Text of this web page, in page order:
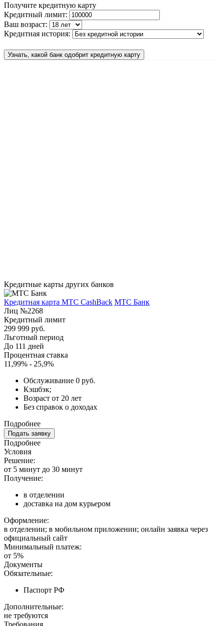
Получите кредитную карту
Кредитный лимит:
Ваш возраст:
Кредитная история:
Узнать, какой банк одобрит кредитную карту
Кредитные карты других банков
Кредитная карта МТС CashBack МТС Банк
Лиц №2268
Кредитный лимит
299 999 руб.
Льготный период
До 111 дней
Процентная ставка
11,99% - 25,9%
Обслуживание 0 руб.
Кэшбэк;
Возраст от 20 лет
Без справок о доходах
Подробнее
Подать заявку
Подробнее
Условия
Решение:
от 5 минут до 30 минут
Получение:
в отделении
доставка на дом курьером
Оформление:
в отделении; в мобильном приложении; онлайн заявка через
официальный сайт
Минимальный платеж:
от 5%
Документы
Обязательные:
Паспорт РФ
Дополнительные:
не требуются
Требования